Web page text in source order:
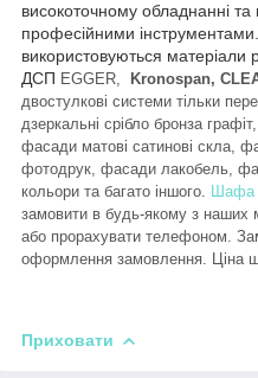
високоточному обладнанні та
професійними
використовуються матеріали
ДСП EGGER, Kronospan,
двостулкові системи тільки
дзеркальні срібло бронза
фасади матові сатинові скла,
фотодрук, фасади лакобель,
кольори та багато іншого. Шафа
замовити в будь-якому з наших
або прорахувати телефоном.
оформлення замовлення. Ціна
Приховати